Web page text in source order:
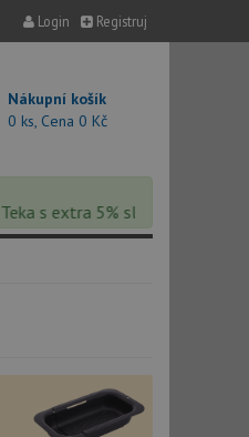
Login Registruj
Nákupní košík
0 ks, Cena 0 Kč
s extra 5% slevou – sleva se